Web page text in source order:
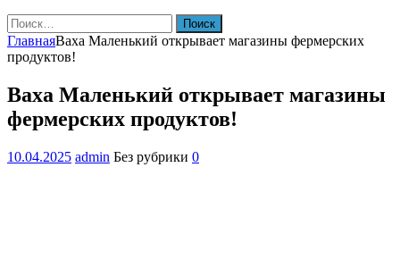
Найти:
ГлавнаяВаха Маленький открывает магазины фермерских
продуктов!
Ваха Маленький открывает магазины
фермерских продуктов!
10.04.2025 admin Без рубрики 0